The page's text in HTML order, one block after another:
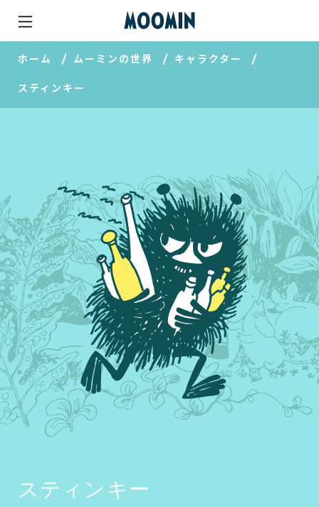
ホーム ムーミンの世界 キャラクター
スティンキー
スティンキー